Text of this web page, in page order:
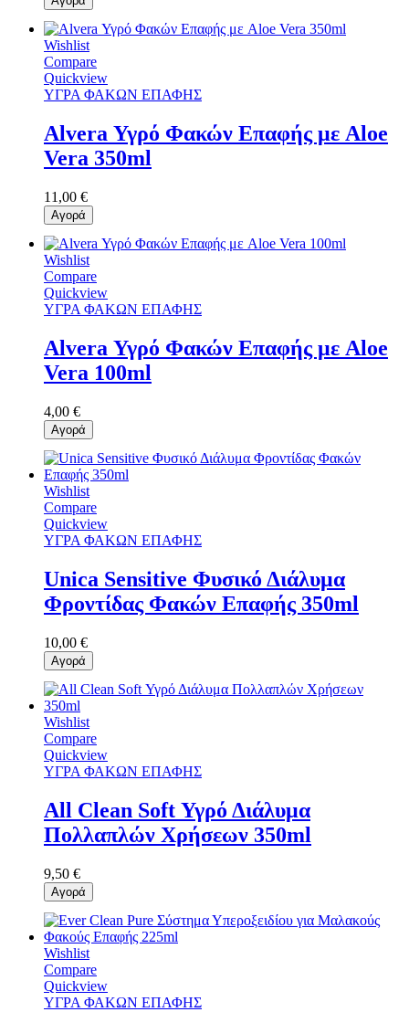
Wishlist
Compare
Quickview
ΥΓΡΑ ΦΑΚΩΝ ΕΠΑΦΗΣ
Alvera Υγρό Φακών Επαφής με Aloe
Vera 350ml
11,00 €
Αγορά
Wishlist
Compare
Quickview
ΥΓΡΑ ΦΑΚΩΝ ΕΠΑΦΗΣ
Alvera Υγρό Φακών Επαφής με Aloe
Vera 100ml
4,00 €
Αγορά
Wishlist
Compare
Quickview
ΥΓΡΑ ΦΑΚΩΝ ΕΠΑΦΗΣ
Unica Sensitive Φυσικό Διάλυμα
Φροντίδας Φακών Επαφής 350ml
10,00 €
Αγορά
Wishlist
Compare
Quickview
ΥΓΡΑ ΦΑΚΩΝ ΕΠΑΦΗΣ
All Clean Soft Υγρό Διάλυμα
Πολλαπλών Χρήσεων 350ml
9,50 €
Αγορά
Wishlist
Compare
Quickview
ΥΓΡΑ ΦΑΚΩΝ ΕΠΑΦΗΣ